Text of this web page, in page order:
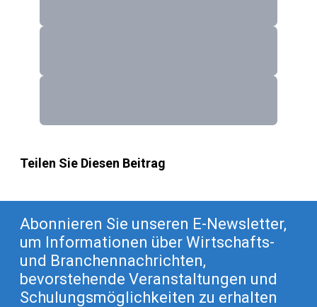
Teilen Sie Diesen Beitrag
Abonnieren Sie unseren E-Newsletter,
um Informationen über Wirtschafts-
und Branchennachrichten,
bevorstehende Veranstaltungen und
Schulungsmöglichkeiten zu erhalten